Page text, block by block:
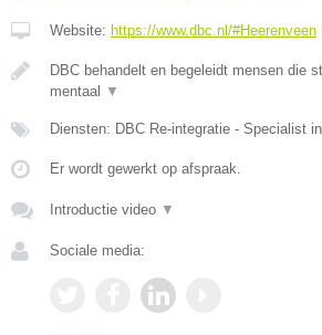
Website: https://www.dbc.nl/#Heerenveen
DBC behandelt en begeleidt mensen die
mentaal
▼
Diensten: DBC Re-integratie - Specialist
Er wordt gewerkt op afspraak.
Introductie video ▼
Sociale media: